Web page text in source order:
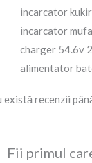
incarcator
incarcator
charger 54.6v
alimentator
există recenzii
Fii primul